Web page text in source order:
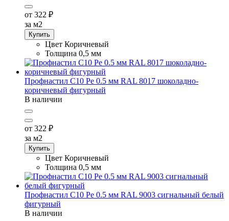
от 322 ₽
за м2
Купить
Цвет Коричневый
Толщина 0,5 мм
Профнастил С10 Pe 0.5 мм RAL 8017 шоколадно-
коричневый фигурный
В наличии
от 322 ₽
за м2
Купить
Цвет Коричневый
Толщина 0,5 мм
Профнастил С10 Pe 0.5 мм RAL 9003 сигнальный белый
фигурный
В наличии